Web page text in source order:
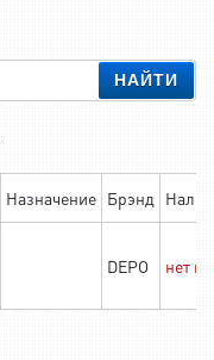
НАЙТИ
Назначение Брэнд
DEPO нет в